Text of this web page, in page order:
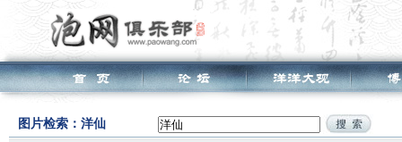
图片检索：洋仙